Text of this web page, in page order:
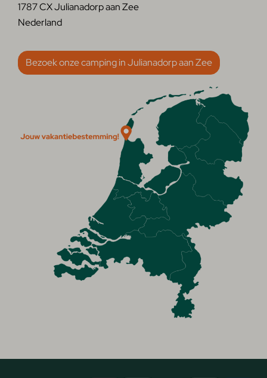
1787 CX Julianadorp aan Zee
Nederland
Bezoek onze camping in Julianadorp aan Zee